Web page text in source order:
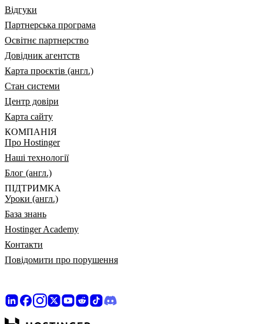
Відгуки
Партнерська програма
Освітнє партнерство
Довідник агентств
Карта проєктів (англ.)
Стан системи
Центр довіри
Карта сайту
КОМПАНІЯ
Про Hostinger
Наші технології
Блог (англ.)
ПІДТРИМКА
Уроки (англ.)
База знань
Hostinger Academy
Контакти
Повідомити про порушення